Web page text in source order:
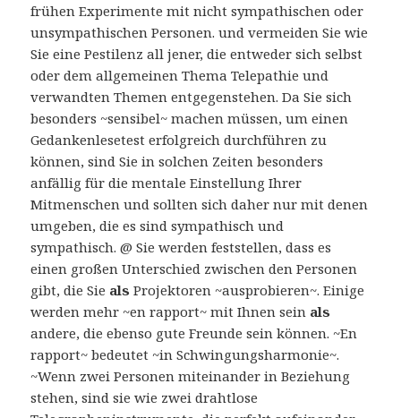
frühen Experimente mit nicht sympathischen oder
unsympathischen Personen. und vermeiden Sie wie
Sie eine Pestilenz all jener, die entweder sich selbst
oder dem allgemeinen Thema Telepathie und
verwandten Themen entgegenstehen. Da Sie sich
besonders ~sensibel~ machen müssen, um einen
Gedankenlesetest erfolgreich durchführen zu
können, sind Sie in solchen Zeiten besonders
anfällig für die mentale Einstellung Ihrer
Mitmenschen und sollten sich daher nur mit denen
umgeben, die es sind sympathisch und
sympathisch. @ Sie werden feststellen, dass es
einen großen Unterschied zwischen den Personen
gibt, die Sie als Projektoren ~ausprobieren~. Einige
werden mehr ~en rapport~ mit Ihnen sein als
andere, die ebenso gute Freunde sein können. ~En
rapport~ bedeutet ~in Schwingungsharmonie~.
~Wenn zwei Personen miteinander in Beziehung
stehen, sind sie wie zwei drahtlose